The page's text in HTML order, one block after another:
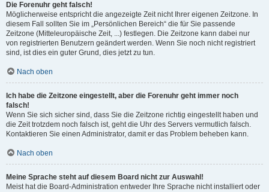
Die Forenuhr geht falsch!
Möglicherweise entspricht die angezeigte Zeit nicht Ihrer eigenen Zeitzone. In
diesem Fall sollten Sie im „Persönlichen Bereich“ die für Sie passende
Zeitzone (Mitteleuropäische Zeit, ...) festlegen. Die Zeitzone kann dabei nur
von registrierten Benutzern geändert werden. Wenn Sie noch nicht registriert
sind, ist dies ein guter Grund, dies jetzt zu tun.
Nach oben
Ich habe die Zeitzone eingestellt, aber die Forenuhr geht immer noch
falsch!
Wenn Sie sich sicher sind, dass Sie die Zeitzone richtig eingestellt haben und
die Zeit trotzdem noch falsch ist, geht die Uhr des Servers vermutlich falsch.
Kontaktieren Sie einen Administrator, damit er das Problem beheben kann.
Nach oben
Meine Sprache steht auf diesem Board nicht zur Auswahl!
Meist hat die Board-Administration entweder Ihre Sprache nicht installiert oder